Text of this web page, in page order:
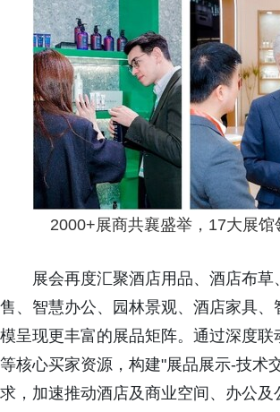
2000+展商共襄盛举，17大展
展会再度汇聚酒店用品、酒店布
售、智慧办公、园林景观、酒店家具
模呈现更丰富的展品矩阵。通过深度
等核心买家资源，构建"展品展示-技术
求，加速推动酒店及商业空间、办公